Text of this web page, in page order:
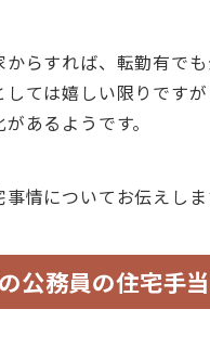
からすれば、転勤有で
しては嬉しい限りです
あるようです。
情についてお伝えしま
公務員の住宅手当